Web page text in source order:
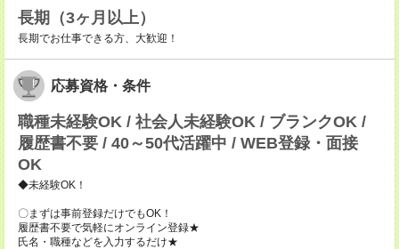
長期（3ヶ月以上）
長期でお仕事できる方、大歓迎！
応募資格・条件
職種未経験OK / 社会人未経験OK / ブランクOK /
履歴書不要 / 40～50代活躍中 / WEB登録・面接
OK
◆未経験OK！
〇まずは事前登録だけでもOK！
履歴書不要で気軽にオンライン登録★
氏名・職種などを入力するだけ★